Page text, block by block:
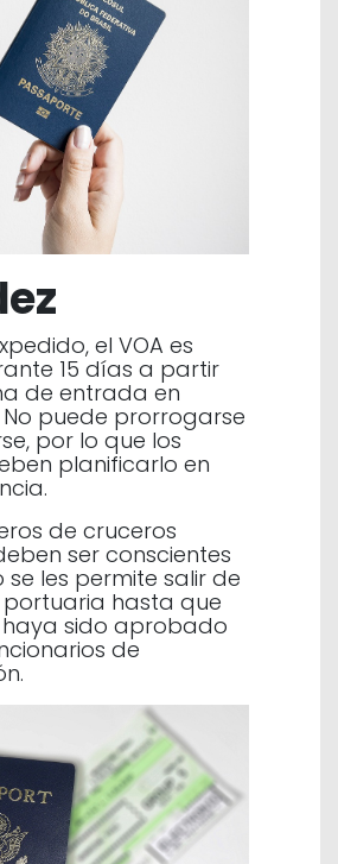
el VOA es
15 días a partir
de entrada en
No puede prorrogarse
por lo que los
planificarlo en
de cruceros
ser conscientes
se les permite salir de
hasta que
haya sido aprobado
de